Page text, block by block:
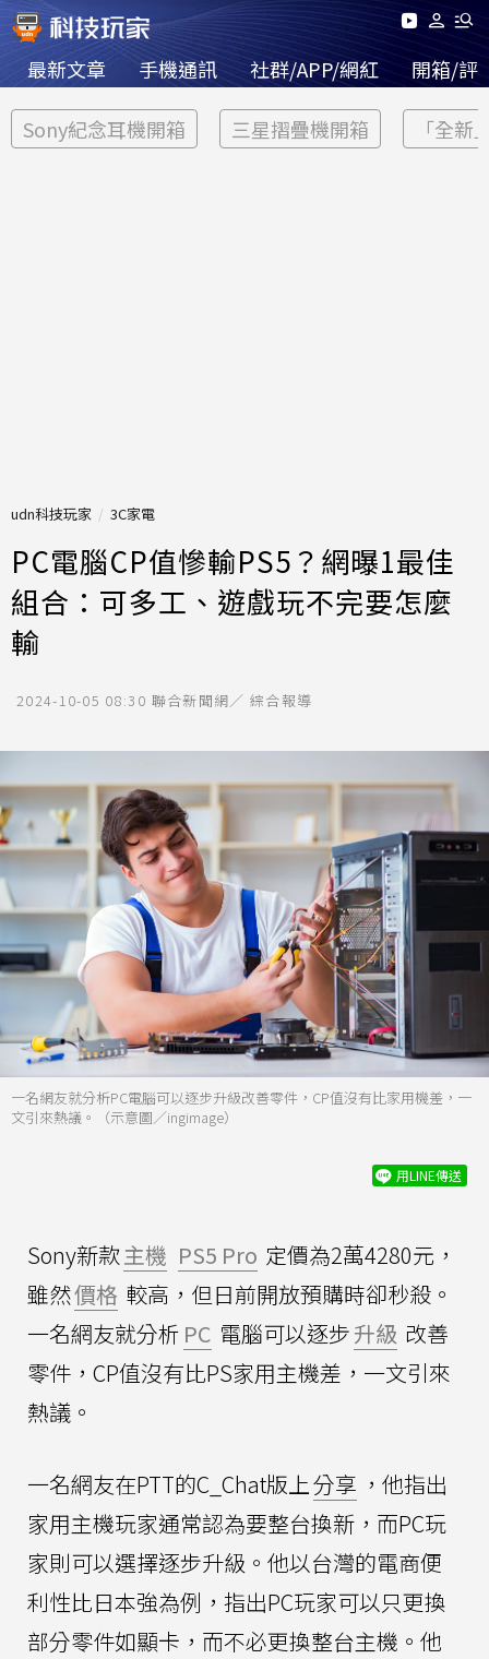
最新文章 手機通訊 社群/APP/網紅 開箱/評
Sony紀念耳機開箱 三星摺疊機開箱 「全新
udn科技玩家 3C家電
PC電腦CP值慘輸PS5？網曝1最佳
組合：可多工、遊戲玩不完要怎麼
輸
2024-10-05 08:30 聯合新聞網／ 綜合報導
一名網友就分析PC電腦可以逐步升級改善零件，CP值沒有比家用機差，一
文引來熱議。（示意圖／ingimage）
用LINE傳送
Sony新款主機 PS5 Pro 定價為2萬4280元，
雖然價格 較高，但日前開放預購時卻秒殺。
一名網友就分析 PC 電腦可以逐步升級 改善
零件，CP值沒有比PS家用主機差，一文引來
熱議。
一名網友在PTT的C_Chat版上分享 ，他指出
家用主機玩家通常認為要整台換新，而PC玩
家則可以選擇逐步升級。他以台灣的電商便
利性比日本強為例，指出PC玩家可以只更換
部分零件如顯卡，而不必更換整台主機。他